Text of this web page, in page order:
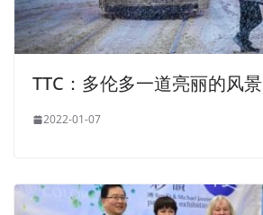
TTC：多伦多一道亮丽的风景
2022-01-07